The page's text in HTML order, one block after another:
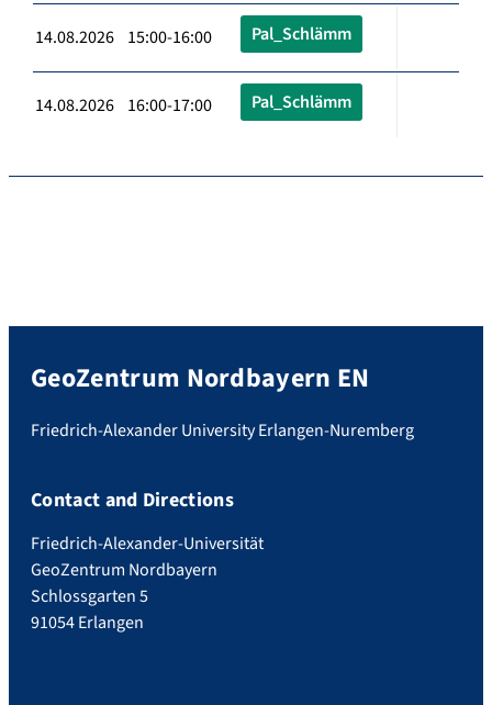
14.08.2026 15:00-16:00 Pal_Schlämm
14.08.2026 16:00-17:00 Pal_Schlämm
GeoZentrum Nordbayern EN
Friedrich-Alexander University Erlangen-Nuremberg
Contact and Directions
Friedrich-Alexander-Universität
GeoZentrum Nordbayern
Schlossgarten 5
91054 Erlangen